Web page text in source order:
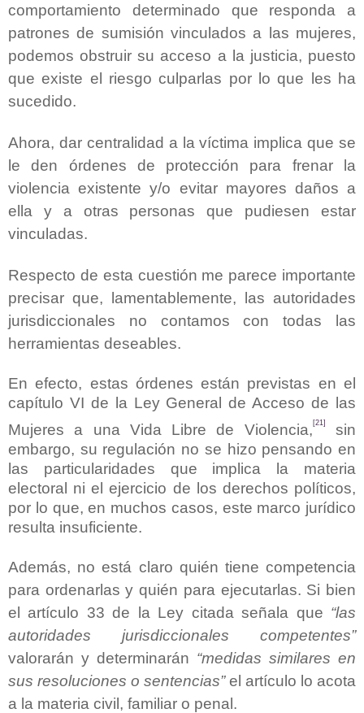
comportamiento determinado que responda a
patrones de sumisión vinculados a las mujeres,
podemos obstruir su acceso a la justicia, puesto
que existe el riesgo culparlas por lo que les ha
sucedido.
Ahora, dar centralidad a la víctima implica que se
le den órdenes de protección para frenar la
violencia existente y/o evitar mayores daños a
ella y a otras personas que pudiesen estar
vinculadas.
Respecto de esta cuestión me parece importante
precisar que, lamentablemente, las autoridades
jurisdiccionales no contamos con todas las
herramientas deseables.
En efecto, estas órdenes están previstas en el
capítulo VI de la Ley General de Acceso de las
Mujeres a una Vida Libre de Violencia, [21]
sin
embargo, su regulación no se hizo pensando en
las particularidades que implica la materia
electoral ni el ejercicio de los derechos políticos,
por lo que, en muchos casos, este marco jurídico
resulta insuficiente.
Además, no está claro quién tiene competencia
para ordenarlas y quién para ejecutarlas. Si bien
el artículo 33 de la Ley citada señala que “las
autoridades jurisdiccionales competentes”
valorarán y determinarán “medidas similares en
sus resoluciones o sentencias”el artículo lo acota
a la materia civil, familiar o penal.